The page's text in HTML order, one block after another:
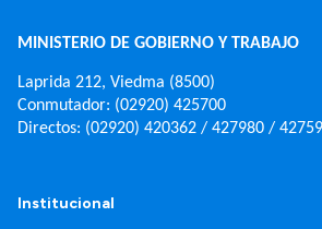
MINISTERIO DE GOBIERNO Y TRABAJO
Laprida 212, Viedma (8500)
Conmutador: (02920) 425700
Directos: (02920) 420362 / 427980 /
Institucional